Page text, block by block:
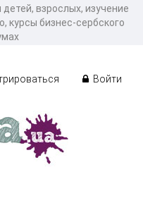
взрослых, изучение
курсы бизнес-сербского
Войти